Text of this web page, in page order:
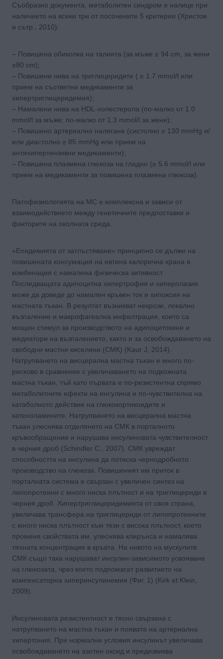
Съобразно документа, метаболитен синдром е налице при
наличието на всеки три от посочените 5 критерия (Христов
и сътр., 2010):
– Повишена обиколка на талията (за мъже ≥ 94 cm, за жени
≥80 cm);
– Повишени нива на триглицеридите ( ≥ 1.7 mmol/l или
прием на съответни медикаменти за
хипертриглицеридемия);
– Намалени нива на HDL-холестерола (по-малко от 1.0
mmol/l за мъже; по-малко от 1.3 mmol/l за жени);
– Повишено артериално налягане (систолно ≥ 130 mmHg и/
или диастолно ≥ 85 mmHg или прием на
антихипертензивни медикаменти);
– Повишена плазмена глюкоза на гладно (≥ 5.6 mmol/l или
прием на медикаменти за повишена плазмена глюкоза).
Патофизиологията на МС е комплексна и зависи от
взаимодействието между генетичните предпоставки и
факторите на околната среда.
«Епидемията от затлъстяване» принципно се дължи на
повишената консумация на евтина калорична храна в
комбинация с намалена физическа активност.
Последващата адипоцитна хипертрофия и хиперплазия
може да доведе до намален кръвен ток и хипоксия на
мастната тъкан. В резултат възникват некрози, локално
възпаление и макрофагеална инфилтрация, които са
мощен стимул за производството на адипоцитокини и
медиатори на възпалението, както и за освобождаването на
свободни мастни киселини (СМК) (Kaur J, 2014).
Натрупването на висцерална мастна тъкан е много по-
рисково в сравнение с увеличаването на подкожната
мастна тъкан, тъй като първата е по-резистентна спрямо
метаболитните ефекти на инсулина и по-чувствителна на
катаболното действие на глюкокортикоидите и
катехоламините. Натрупването на висцерална мастна
тъкан улеснява отделянето на СМК в порталното
кръвообращение и нарушава инсулиновата чувствителност
в черния дроб (Schindler C., 2007). СМК увреждат
способността на инсулина да потиска чернодробното
производство на глюкоза. Повишеният им приток в
порталната система е свързан с увеличен синтез на
липопротеини с много ниска плътност и на триглицериди в
черния дроб. Хипертриглицеридемията от своя страна,
увеличава трансфера на триглицериди от липопротеините
с много ниска плътност към тези с висока плътност, което
променя свойствата им, улеснява клирънса и намалява
тяхната концентрация в кръвта. На нивото на мускулите
СМК също така нарушават инсулин-зависимото усвояване
на глюкозата, чрез което подпомагат развитието на
компенсаторна хиперинсулинемия (Фиг. 1) (Kirk et Klein,
2009).
Инсулиновата резистентност е тясно свързана с
натрупването на мастна тъкан и появата на артериална
хипертония. При нормални условия инсулинът увеличава
освобождаването на азотен оксид и предизвиква